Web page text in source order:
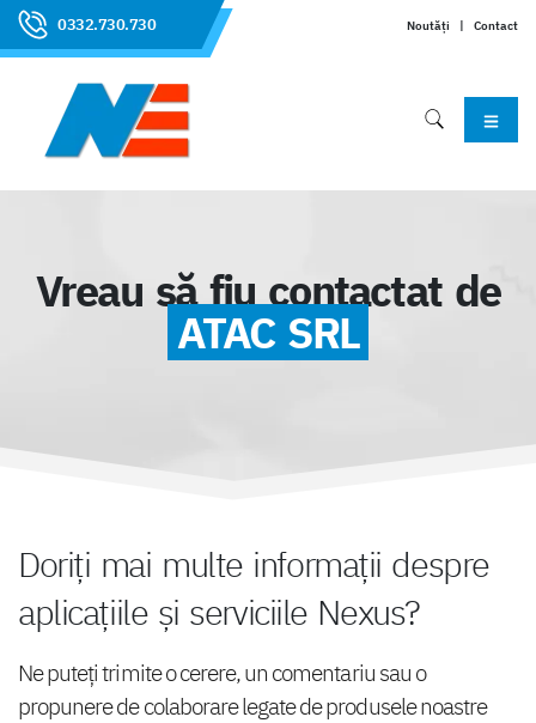
0332.730.730 Noutăți | Contact
Vreau să fiu contactat de
ATAC SRL
Doriți mai multe informații despre
aplicațiile și serviciile Nexus?
Ne puteți trimite o cerere, un comentariu sau o
propunere de colaborare legate de produsele noastre